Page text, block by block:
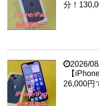
分！
2026/
【
26,000円